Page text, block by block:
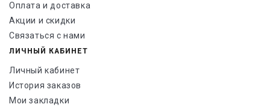
Оплата и доставка
Акции и скидки
Связаться с нами
ЛИЧНЫЙ КАБИНЕТ
Личный кабинет
История заказов
Мои закладки